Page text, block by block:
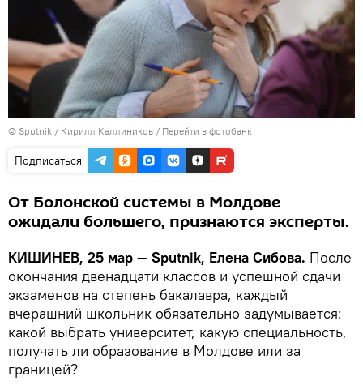
© Sputnik / Кирилл Каллиников / Перейти в фотобанк
Подписаться
От Болонской системы в Молдове
ожидали большего, признаются эксперты.
КИШИНЕВ, 25 мар — Sputnik, Елена Сибова. После
окончания двенадцати классов и успешной сдачи
экзаменов на степень бакалавра, каждый
вчерашний школьник обязательно задумывается:
какой выбрать университет, какую специальность,
получать ли образование в Молдове или за
границей?